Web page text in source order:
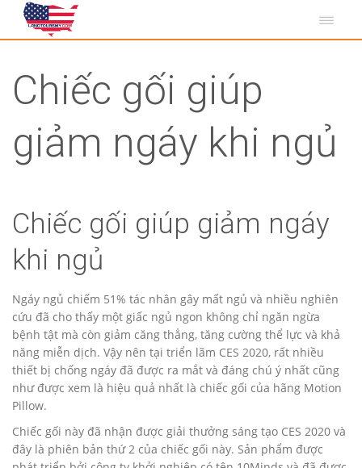
Chiếc gối giúp
giảm ngáy khi ngủ
Chiếc gối giúp giảm ngáy
khi ngủ
Ngáy ngủ chiếm 51% tác nhân gây mất ngủ và nhiều nghiên
cứu đã cho thấy một giấc ngủ ngon không chỉ ngăn ngừa
bệnh tật mà còn giảm căng thẳng, tăng cường thể lực và khả
năng miễn dịch. Vậy nên tại triển lãm CES 2020, rất nhiều
thiết bị chống ngáy đã được ra mắt và đáng chú ý nhất cũng
như được xem là hiệu quả nhất là chiếc gối của hãng Motion
Pillow.
Chiếc gối này đã nhận được giải thưởng sáng tạo CES 2020 và
đây là phiên bản thứ 2 của chiếc gối này. Sản phẩm được